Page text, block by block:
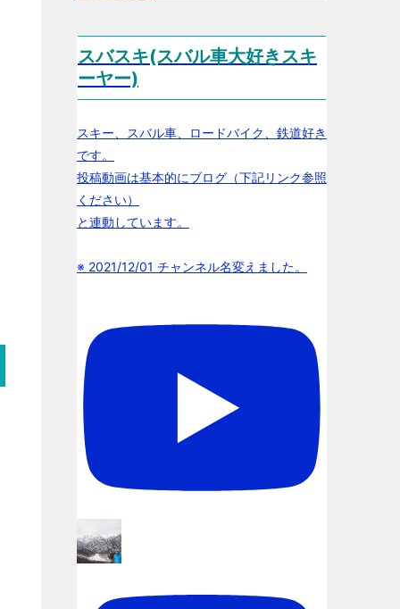
スバスキ(スバル車大好きスキ
ーヤー)
スキー、スバル車、ロードバイク、鉄道好き
です。
投稿動画は基本的にブログ（下記リンク参照
ください）
と連動しています。
※ 2021/12/01 チャンネル名変えました。